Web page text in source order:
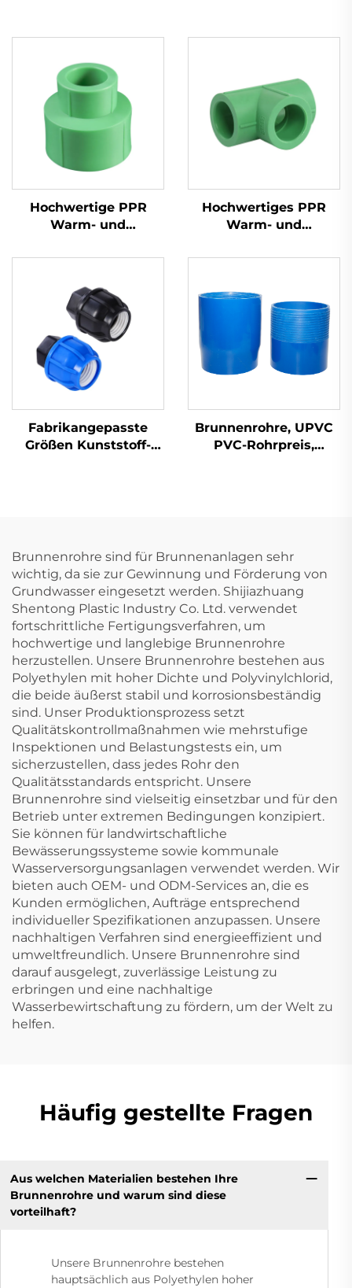
Hochwertige PPR
Warm- und
Reduziermuffe
Hochwertiges PPR
Warm- und
T-Stück
Fabrikangepasste
Größen Kunststoff-
Brunnenrohre, UPVC
PVC-Rohrpreis,
UPVC-Preise,
Kunststoffprodukte
Brunnenrohre sind für Brunnenanlagen sehr
wichtig, da sie zur Gewinnung und Förderung von
Grundwasser eingesetzt werden. Shijiazhuang
Shentong Plastic Industry Co. Ltd. verwendet
fortschrittliche Fertigungsverfahren, um
hochwertige und langlebige Brunnenrohre
herzustellen. Unsere Brunnenrohre bestehen aus
Polyethylen mit hoher Dichte und Polyvinylchlorid,
die beide äußerst stabil und korrosionsbeständig
sind. Unser Produktionsprozess setzt
Qualitätskontrollmaßnahmen wie mehrstufige
Inspektionen und Belastungstests ein, um
sicherzustellen, dass jedes Rohr den
Qualitätsstandards entspricht. Unsere
Brunnenrohre sind vielseitig einsetzbar und für den
Betrieb unter extremen Bedingungen konzipiert.
Sie können für landwirtschaftliche
Bewässerungssysteme sowie kommunale
Wasserversorgungsanlagen verwendet werden. Wir
bieten auch OEM- und ODM-Services an, die es
Kunden ermöglichen, Aufträge entsprechend
individueller Spezifikationen anzupassen. Unsere
nachhaltigen Verfahren sind energieeffizient und
umweltfreundlich. Unsere Brunnenrohre sind
darauf ausgelegt, zuverlässige Leistung zu
erbringen und eine nachhaltige
Wasserbewirtschaftung zu fördern, um der Welt zu
helfen.
Häufig gestellte Fragen
Aus welchen Materialien bestehen Ihre
Brunnenrohre und warum sind diese
vorteilhaft?
Unsere Brunnenrohre bestehen
hauptsächlich aus Polyethylen hoher